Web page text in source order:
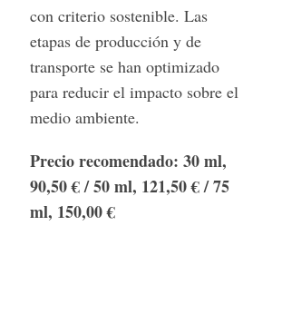
con criterio sostenible. Las
etapas de producción y de
transporte se han optimizado
para reducir el impacto sobre el
medio ambiente.
Precio recomendado: 30 ml,
90,50 € / 50 ml, 121,50 € / 75
ml, 150,00 €